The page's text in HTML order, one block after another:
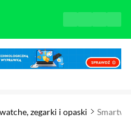
z banerami, aktualny element 1 z
zegarki i opaski